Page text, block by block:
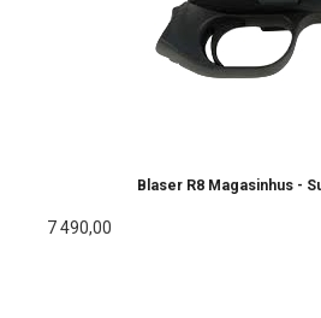
Blaser R8 Magasinhus -
7 490,00